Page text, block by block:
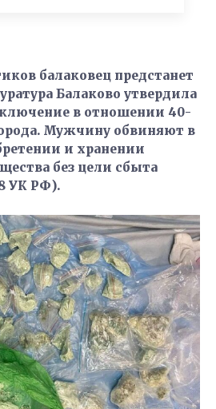
балаковец предстанет
Балаково утвердила
в отношении 40-
Мужчину обвиняют в
и хранении
без цели сбыта
УК РФ).